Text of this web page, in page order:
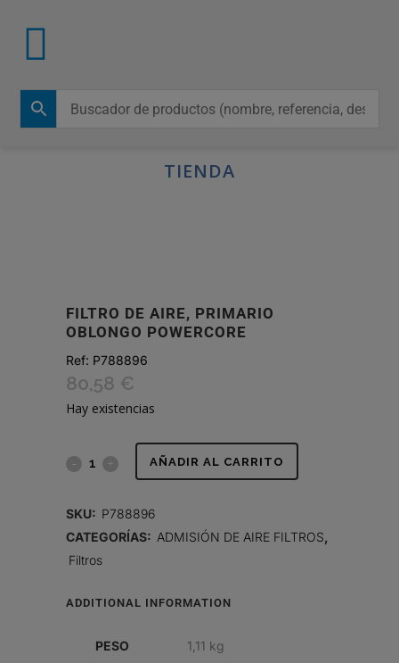
TIENDA
FILTRO DE AIRE, PRIMARIO
OBLONGO POWERCORE
Ref: P788896
80,58 €
Hay existencias
FILTRO
PRIMARIO
AÑADIR AL CARRITO
SKU: P788896
CATEGORÍAS: ADMISIÓN DE AIRE FILTROS
Filtros
ADDITIONAL INFORMATION
PESO 1,11 kg